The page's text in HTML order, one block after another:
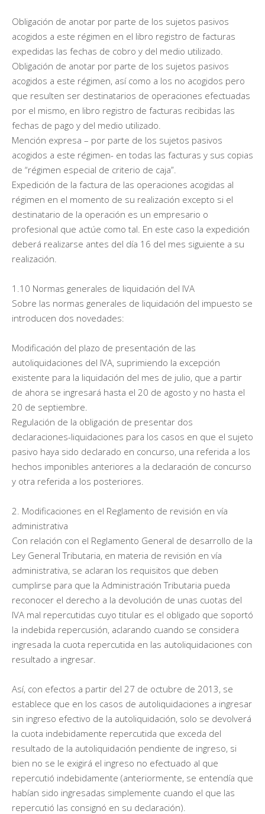
Obligación de anotar por parte de los sujetos pasivos
acogidos a este régimen en el libro registro de facturas
expedidas las fechas de cobro y del medio utilizado.
Obligación de anotar por parte de los sujetos pasivos
acogidos a este régimen, así como a los no acogidos pero
que resulten ser destinatarios de operaciones efectuadas
por el mismo, en libro registro de facturas recibidas las
fechas de pago y del medio utilizado.
Mención expresa – por parte de los sujetos pasivos
acogidos a este régimen- en todas las facturas y sus copias
de “régimen especial de criterio de caja”.
Expedición de la factura de las operaciones acogidas al
régimen en el momento de su realización excepto si el
destinatario de la operación es un empresario o
profesional que actúe como tal. En este caso la expedición
deberá realizarse antes del día 16 del mes siguiente a su
realización.
1.10 Normas generales de liquidación del IVA
Sobre las normas generales de liquidación del impuesto se
introducen dos novedades:
Modificación del plazo de presentación de las
autoliquidaciones del IVA, suprimiendo la excepción
existente para la liquidación del mes de julio, que a partir
de ahora se ingresará hasta el 20 de agosto y no hasta el
20 de septiembre.
Regulación de la obligación de presentar dos
declaraciones-liquidaciones para los casos en que el sujeto
pasivo haya sido declarado en concurso, una referida a los
hechos imponibles anteriores a la declaración de concurso
y otra referida a los posteriores.
2. Modificaciones en el Reglamento de revisión en vía
administrativa
Con relación con el Reglamento General de desarrollo de la
Ley General Tributaria, en materia de revisión en vía
administrativa, se aclaran los requisitos que deben
cumplirse para que la Administración Tributaria pueda
reconocer el derecho a la devolución de unas cuotas del
IVA mal repercutidas cuyo titular es el obligado que soportó
la indebida repercusión, aclarando cuando se considera
ingresada la cuota repercutida en las autoliquidaciones con
resultado a ingresar.
Así, con efectos a partir del 27 de octubre de 2013, se
establece que en los casos de autoliquidaciones a ingresar
sin ingreso efectivo de la autoliquidación, solo se devolverá
la cuota indebidamente repercutida que exceda del
resultado de la autoliquidación pendiente de ingreso, si
bien no se le exigirá el ingreso no efectuado al que
repercutió indebidamente (anteriormente, se entendía que
habían sido ingresadas simplemente cuando el que las
repercutió las consignó en su declaración).